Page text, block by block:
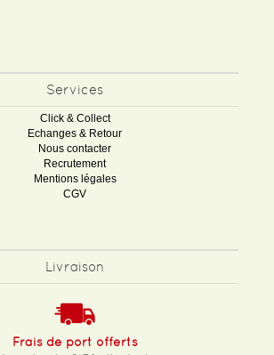
Services
Click & Collect
Echanges & Retour
Nous contacter
Recrutement
Mentions légales
CGV
Livraison
Frais de port offerts